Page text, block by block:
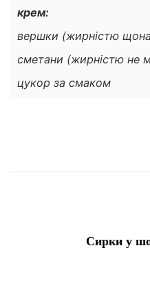
крем:
вершки (жирністю
сметани (жирністю не
цукор за смаком
Сирки у